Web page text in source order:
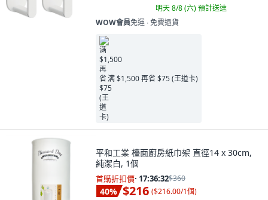
明天 8/8 (六)預計送達
WOW會員免運 ∙ 免費退貨
满 $1,500 再省 $75 (王道卡)
平和工業 檯面廚房紙巾架 直徑14 x 30cm,
純潔白, 1個
首購折扣價· 17:36:31$360
40% $216 ($216.00/1個)